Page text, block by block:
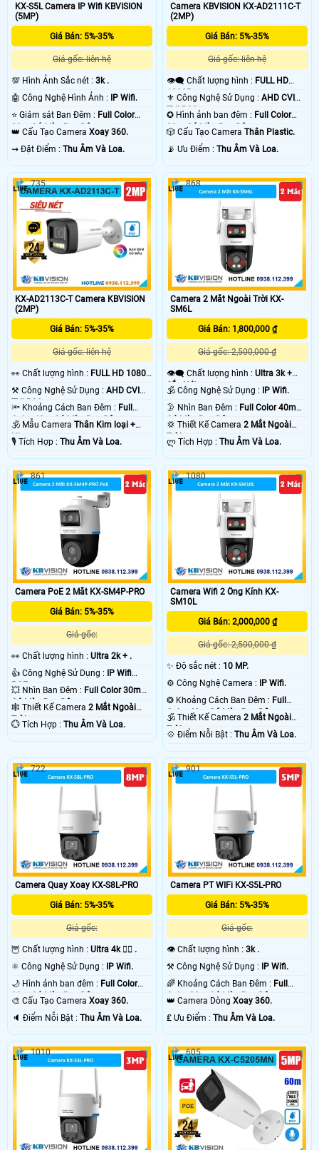
KX-S5L Camera IP Wifi KBVISION
(5MP)
Giá Bán: 5%-35%
Giá gốc: liên hệ
💯 Hình Ảnh Sắc nét : 3k .
🤖️ Công Nghệ Hình Ảnh : IP Wifi.
⭐ Giám sát Ban Đêm : Full Color
30m Có Màu Ban Ðêm.
👑 Cấu Tạo Camera Xoay 360.
️⇝ Đặt Điểm : Thu Âm Và Loa.
Camera KBVISION KX-AD2111C-T
(2MP)
Giá Bán: 5%-35%
Giá gốc: liên hệ
👁️‍🗨 Chất lượng hình : FULL HD
1080P .
⚜️ Công Nghệ Sử Dụng :AHD CVI
TVI BCS.
✪ Hình ảnh ban đêm : Full Color
30m Có Màu Ban Ðêm.
🎲 Cấu Tạo CameraThân Plastic.
️📡 Ưu Điểm :Thu Âm Và Loa.
KX-AD2113C-T Camera KBVISION
(2MP)
Giá Bán: 5%-35%
Giá gốc: liên hệ
️👀 Chất lượng hình : FULL HD 1080P
.
⚒ Công Nghệ Sử Dụng : AHD CVI
TVI BCS.
🔦 Khoảng Cách Ban Đêm : Full
Color 40m Có Màu Ban Ðêm.
🕉️ Mẫu Camera Thân Kim loại +
Nhựa.
️🎙 Tích Hợp : Thu Âm Và Loa.
735
Camera 2 Mắt Ngoài Trời KX-
SM6L
Giá Bán: 1,800,000 ₫
Giá gốc: 2,500,000 ₫
👁️‍🗨 Chất lượng hình :Ultra 3k +
Sắc Nét .
🕉️ Công Nghệ Sử Dụng :
IP Wifi.
🌛 Nhìn Ban Đêm : Full Color 40m
Có Màu Ban Ðêm.
💢 Thiết Kế Camera2 Mắt Ngoài
Trời.
️ლ Tích Hợp :Thu Âm Và Loa.
868
Camera PoE 2 Mắt KX-SM4P-PRO
Giá Bán: 5%-35%
Giá gốc:
️👀 Chất lượng hình : Ultra 2k + .
👍 Công Nghệ Sử Dụng :
IP Wifi
POE.
💥 Nhìn Ban Đêm : Full Color 30m
Có Màu Ban Ðêm.
🕸️ Thiết Kế Camera 2 Mắt Ngoài
Trời.
️💮 Tích Hợp : Thu Âm Và Loa.
861
Camera Wifi 2 Ống Kính KX-
SM10L
Giá Bán: 2,000,000 ₫
Giá gốc: 2,500,000 ₫
✨ Độ sắc nét : 10 MP.
⚙ Công Nghệ Camera :
IP Wifi.
❂ Khoảng Cách Ban Đêm : Full
Color 40m Có Màu Ban Ðêm.
🕉️ Thiết Kế Camera2 Mắt Ngoài
Trời.
️💠 Điểm Nỗi Bật :Thu Âm Và Loa.
1080
Camera Quay Xoay KX-S8L-PRO
Giá Bán: 5%-35%
Giá gốc:
🦉 Chất lượng hình : Ultra 4k 👍🏾 .
⚛️ Công Nghệ Sử Dụng : IP Wifi.
🌙 Hình ảnh ban đêm : Full Color
30m Có Màu Ban Ðêm.
🎨 Cấu Tạo Camera Xoay 360.
️🔈 Điểm Nỗi Bật : Thu Âm Và Loa.
722
Camera PT WIFi KX-S5L-PRO
Giá Bán: 5%-35%
Giá gốc:
👁 Chất lượng hình :3k .
⚒ Công Nghệ Sử Dụng : IP Wifi.
🌈 Khoảng Cách Ban Đêm : Full
Color 30m Có Màu Ban Ðêm.
👑 Camera DòngXoay 360.
️₤ Ưu Điểm :Thu Âm Và Loa.
901
1010 605